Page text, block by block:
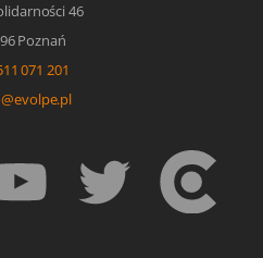
46
Poznań
071 201